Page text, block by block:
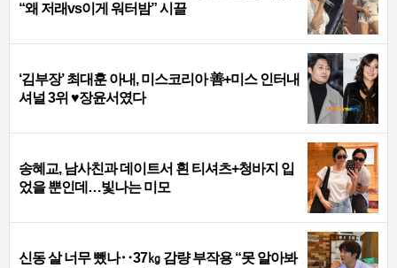
“왜 저래vs이게 워터밤” 시끌
‘김부장’ 최대훈 아내, 미스코리아 善+미스 인터내
셔널 3위 ♥장윤서였다
송혜교, 남사친과 데이트서 흰 티셔츠+청바지 입
었을 뿐인데…빛나는 미모
신동 살 너무 뺐나‥37㎏ 감량 부작용 “못 알아봐